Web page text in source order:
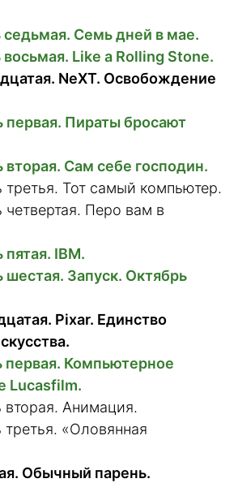
седьмая. Семь дней в мае.
восьмая. Like a Rolling Stone.
NeXT. Освобождение
первая. Пираты бросают
вторая. Сам себе господин.
третья. Тот самый компьютер.
четвертая. Перо вам в
пятая. IBM.
шестая. Запуск. Октябрь
Pixar. Единство
первая. Компьютерное
Lucasfilm.
вторая. Анимация.
третья. «Оловянная
Обычный парень.